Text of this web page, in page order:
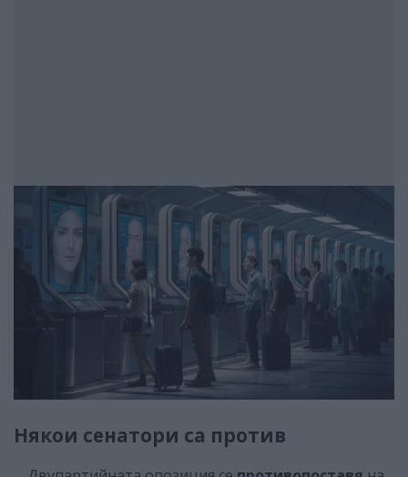
Някои сенатори са против